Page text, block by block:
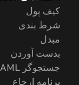
کیف پول
شرط بندی
مبدل
بدست آوردن
جستجوگر AML
برنامه ارجاع